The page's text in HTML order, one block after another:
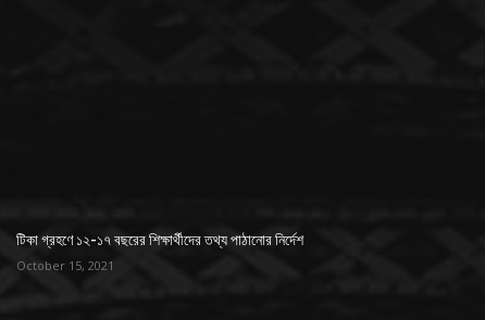
টিকা গ্রহণে ১২-১৭ বছরের শিক্ষার্থীদের তথ্য পাঠানোর নির্দেশ
October 15, 2021